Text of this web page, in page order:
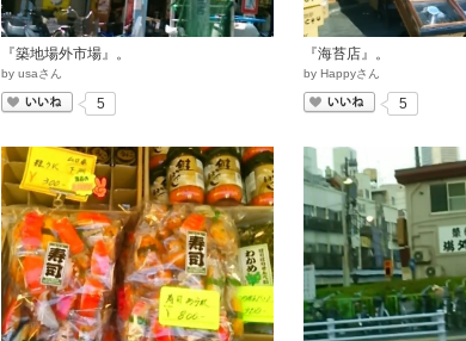
『築地場外市場』。
by usaさん
いいね
5
『海苔店』。
by Happyさん
いいね
5